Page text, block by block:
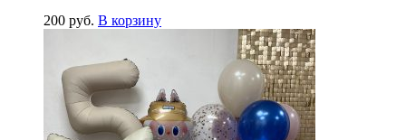
200 руб. В корзину